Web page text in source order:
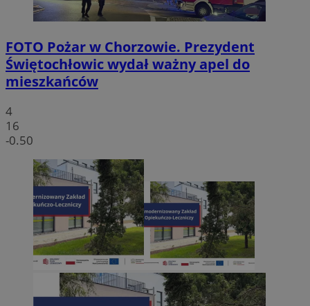
FOTO Pożar w Chorzowie. Prezydent
Świętochłowic wydał ważny apel do
mieszkańców
4
16
-0.50